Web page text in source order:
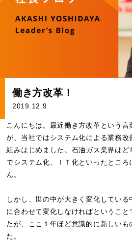
働き方改革！
2019.12.9
こんにちは。最近働き方改革という言
が、当社ではシステム化による業務改
組みはじめました。石油ガス業界はど
でシステム化、ＩＴ化といったとこ
ん。
しかし、世の中が大きく変化してい
に合わせて変化しなければということ
たが、ここ１年ほど意識的に新しいも
た。